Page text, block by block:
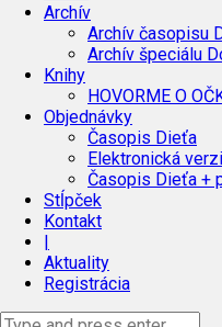
Archív
Archív časopisu
Archív špeciálu
Knihy
HOVORME O
Objednávky
Časopis Dieťa
Elektronická
Časopis Dieťa +
Stĺpček
Kontakt
|
Aktuality
Registrácia